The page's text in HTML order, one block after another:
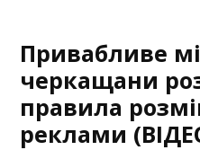
Привабливе
черкащани
правила
реклами